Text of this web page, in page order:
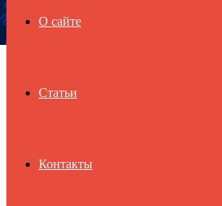
О сайте
Статьи
Контакты